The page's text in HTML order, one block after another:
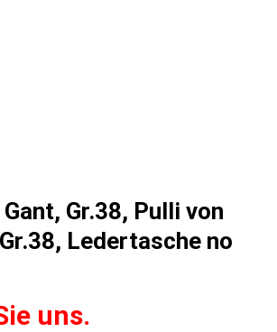
Gr.38, Pulli von
Ledertasche no
uns.